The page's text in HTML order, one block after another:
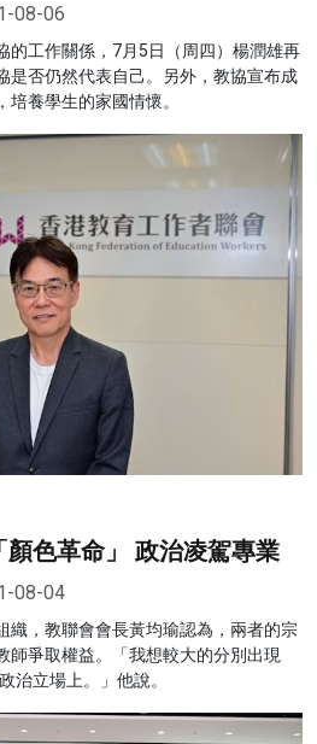
08-06
的工作關係，7月5日（周四）楊潤雄再
是否仍然代表自己。另外，教協宣布成
養學生的家國情懷。
色革命」 政治凌駕專業
08-04
織，教聯會會長黃均瑜認為，兩者的宗
師爭取權益。「我想較大的分別出現
治立場上。」他說。